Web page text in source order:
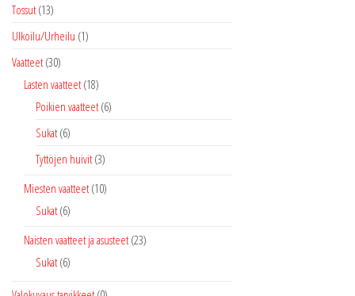
Tossut (13)
Ulkoilu/Urheilu (1)
Vaatteet (30)
Lasten vaatteet (18)
Poikien vaatteet (6)
Sukat (6)
Tyttöjen huivit (3)
Miesten vaatteet (10)
Sukat (6)
Naisten vaatteet ja asusteet (23)
Sukat (6)